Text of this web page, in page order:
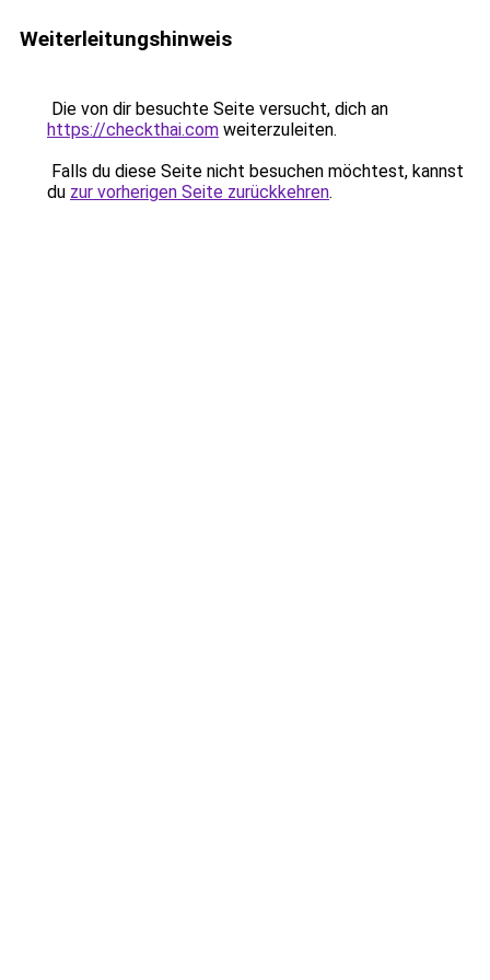
Weiterleitungshinweis
Die von dir besuchte Seite versucht, dich an
https://checkthai.com weiterzuleiten.
Falls du diese Seite nicht besuchen möchtest, kannst
du zur vorherigen Seite zurückkehren.